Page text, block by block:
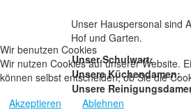
Unser Hauspersonal sind
Hof und Garten.
Unser Schulwart:
Unsere Küchendamen:
Unsere
Wir benutzen Cookies
Wir nutzen Cookies auf unserer Website.
können selbst entscheiden, ob Sie die
Akzeptieren
Ablehnen